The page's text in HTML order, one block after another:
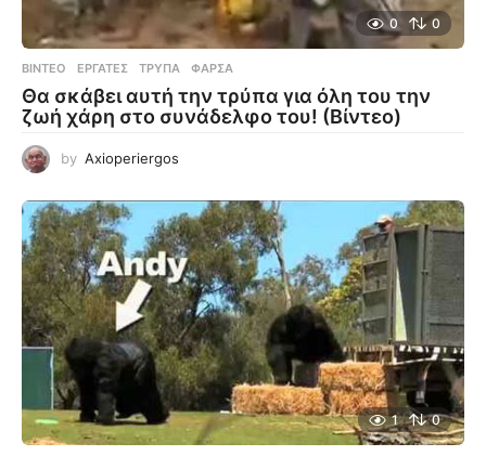
0 0
ΒΊΝΤΕΟ ΕΡΓΆΤΕΣ ,ΤΡΎΠΑ ,ΦΆΡΣΑ
Θα σκάβει αυτή την τρύπα για όλη του την
ζωή χάρη στο συνάδελφο του! (Βίντεο)
by Axioperiergos
1 0